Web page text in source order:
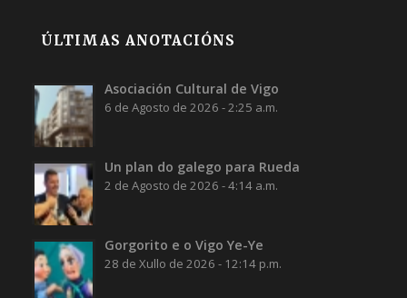
ÚLTIMAS ANOTACIÓNS
Asociación Cultural de Vigo
6 de Agosto de 2026 - 2:25 a.m.
Un plan do galego para Rueda
2 de Agosto de 2026 - 4:14 a.m.
Gorgorito e o Vigo Ye-Ye
28 de Xullo de 2026 - 12:14 p.m.